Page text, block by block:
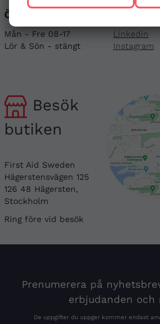
Öppettider
Mån - Fre 08-17
Lör & Sön - stängt
Linkedin
Instagram
Besök
butiken
First Aid Sweden
Hägerstensvägen 125
126 48 Hägersten,
Stockholm
Ring före vid besök
Prenumerera på
erbjudanden och
De uppgifter du uppger kommer endast